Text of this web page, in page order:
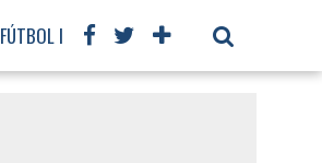
FÚTBOL INTERNACIONAL